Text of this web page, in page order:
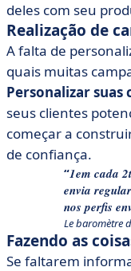
deles com seu
Realização de
A falta de
quais muitas
Personalizar suas
seus clientes
começar a
de confiança.
1em cada 2
envia
nos perfis
Le baromètre
Fazendo as
Se faltarem